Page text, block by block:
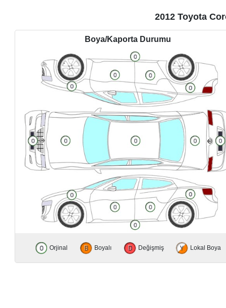
2012 Toyota
Boya/Kaporta Durumu
Orjinal Boyalı Değişmiş Lokal Boya